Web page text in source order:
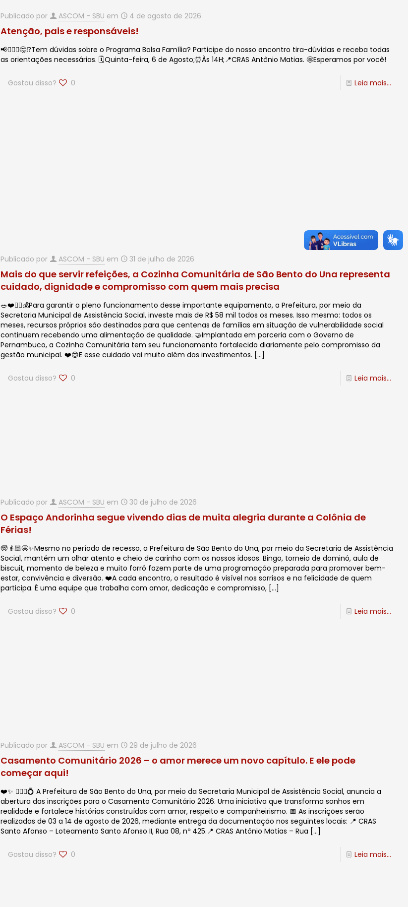
Publicado por ASCOM - SBU em 4 de agosto de 2026
Atenção, pais e responsáveis!
📢🙋🏻‍♂️🤔⁉️Tem dúvidas sobre o Programa Bolsa Família? Participe do nosso encontro tira-dúvidas e receba todas
as orientações necessárias. 🗓️Quinta-feira, 6 de Agosto;⏰Às 14H;📍CRAS Antônio Matias. 🤩Esperamos por você!
Gostou disso? 0 Leia mais...
Publicado por ASCOM - SBU em 31 de julho de 2026
Mais do que servir refeições, a Cozinha Comunitária de São Bento do Una representa
cuidado, dignidade e compromisso com quem mais precisa
🥗❤️✍🏻💰Para garantir o pleno funcionamento desse importante equipamento, a Prefeitura, por meio da
Secretaria Municipal de Assistência Social, investe mais de R$ 58 mil todos os meses. Isso mesmo: todos os
meses, recursos próprios são destinados para que centenas de famílias em situação de vulnerabilidade social
continuem recebendo uma alimentação de qualidade. 🤝Implantada em parceria com o Governo de
Pernambuco, a Cozinha Comunitária tem seu funcionamento fortalecido diariamente pelo compromisso da
gestão municipal. ❤️😍E esse cuidado vai muito além dos investimentos. […]
Gostou disso? 0 Leia mais...
Publicado por ASCOM - SBU em 30 de julho de 2026
O Espaço Andorinha segue vivendo dias de muita alegria durante a Colônia de
Férias!
🧓👴🏻🤩✨Mesmo no período de recesso, a Prefeitura de São Bento do Una, por meio da Secretaria de Assistência
Social, mantém um olhar atento e cheio de carinho com os nossos idosos. Bingo, torneio de dominó, aula de
biscuit, momento de beleza e muito forró fazem parte de uma programação preparada para promover bem-
estar, convivência e diversão. ❤️A cada encontro, o resultado é visível nos sorrisos e na felicidade de quem
participa. É uma equipe que trabalha com amor, dedicação e compromisso, […]
Gostou disso? 0 Leia mais...
Publicado por ASCOM - SBU em 29 de julho de 2026
Casamento Comunitário 2026 – o amor merece um novo capítulo. E ele pode
começar aqui!
❤️✨ 🙋🏻‍♂️💍 A Prefeitura de São Bento do Una, por meio da Secretaria Municipal de Assistência Social, anuncia a
abertura das inscrições para o Casamento Comunitário 2026. Uma iniciativa que transforma sonhos em
realidade e fortalece histórias construídas com amor, respeito e companheirismo. 📅 As inscrições serão
realizadas de 03 a 14 de agosto de 2026, mediante entrega da documentação nos seguintes locais: 📍 CRAS
Santo Afonso – Loteamento Santo Afonso II, Rua 08, nº 425.📍 CRAS Antônio Matias – Rua […]
Gostou disso? 0 Leia mais...